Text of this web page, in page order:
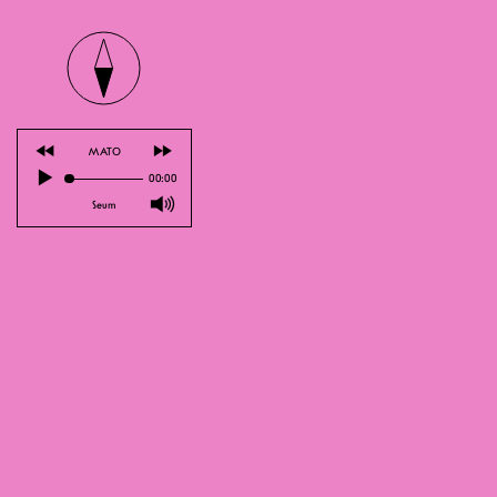
⏪ MATO
⏩
▶
00:00
Seum 🔊
, ein junger
27-jährige Humorist entschlüsselt
Leichtigkeit. Auf der Strasse der
Bühne ist Thibaud Kolumnist beim
Mit diesem Stück hat er zahlreiche
– Grand Prix au Festival du Rire de
– Prix Raymond Errera au Festival
– Gagnant concours scène ouverte